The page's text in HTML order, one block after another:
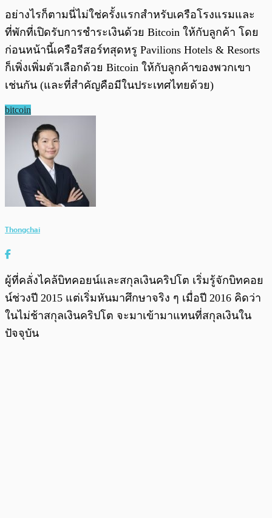
อย่างไรก็ตามนี่ไม่ใช่ครั้งแรกสำหรับเครือโรงแรมและ
ที่พักที่เปิดรับการชำระเงินด้วย Bitcoin ให้กับลูกค้า โดย
ก่อนหน้านี้เครือรีสอร์ทสุดหรู Pavilions Hotels & Resorts
ก็เพิ่งเพิ่มตัวเลือกด้วย Bitcoin ให้กับลูกค้าของพวกเขา
เช่นกัน (และที่สำคัญคือมีในประเทศไทยด้วย)
bitcoin
Thongchai
ผู้ที่คลั่งไคล้บิทคอยน์และสกุลเงินคริปโต เริ่มรู้จักบิทคอย
น์ช่วงปี 2015 แต่เริ่มหันมาศึกษาจริง ๆ เมื่อปี 2016 คิดว่า
ในไม่ช้าสกุลเงินคริปโต จะมาเข้ามาแทนที่สกุลเงินใน
ปัจจุบัน